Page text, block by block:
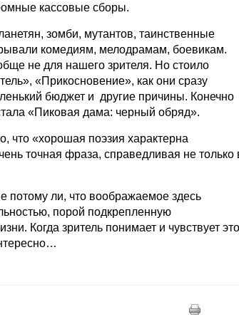
кассовые сборы.
зомби, мутантов, таинственные
комедиям, мелодрамам, боевикам.
не для нашего зрителя. Но стоило
«Прикосновение», как они сразу
бюджет и другие причины. Конечно
«Пиковая дама: черный обряд».
что «хорошая поэзия характерна
точная фраза, справедливая не только
потому ли, что воображаемое здесь
порой подкрепленную
Когда зритель понимает и чувствует